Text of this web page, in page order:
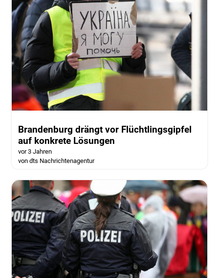
Brandenburg drängt vor Flüchtlingsgipfel
auf konkrete Lösungen
vor 3 Jahren
von dts Nachrichtenagentur